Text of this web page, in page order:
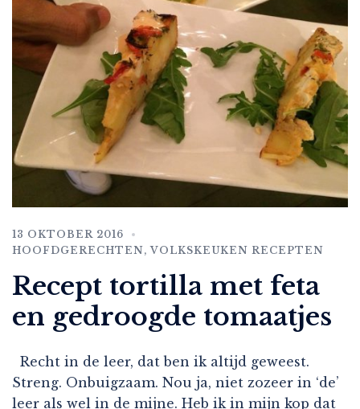
13 OKTOBER 2016
HOOFDGERECHTEN,VOLKSKEUKEN RECEPTEN
Recept tortilla met feta
en gedroogde tomaatjes
Recht in de leer, dat ben ik altijd geweest.
Streng. Onbuigzaam. Nou ja, niet zozeer in ‘de’
leer als wel in de mijne. Heb ik in mijn kop dat